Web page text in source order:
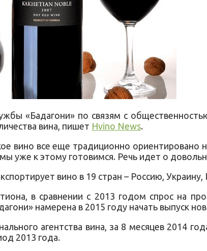
«Бадагони» по связям с
вина, пишет Hvino News.
вино все еще традиционно
уже к этому готовимся. Речь идет о
вино в 19 стран – Россию,
в сравнении с 2013 годом спрос на
намерена в 2015 году начать выпуск
агентства вина, за 8 месяцев 2014
2013 года.